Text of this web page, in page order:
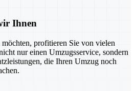
Ihnen
profitieren Sie von vielen
nur einen Umzugsservice, sondern
die Ihren Umzug noch